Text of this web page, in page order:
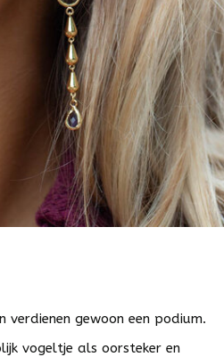
gewoon een podium.
vogeltje als oorsteker en